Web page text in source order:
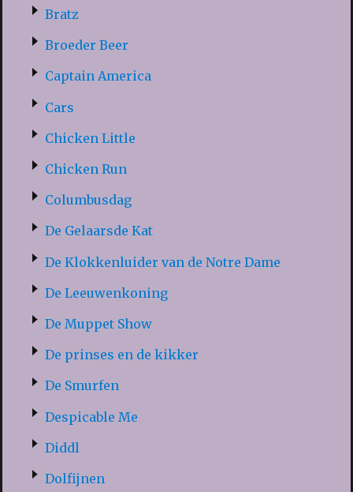
Bratz
Broeder Beer
Captain America
Cars
Chicken Little
Chicken Run
Columbusdag
De Gelaarsde Kat
De Klokkenluider van de Notre Dame
De Leeuwenkoning
De Muppet Show
De prinses en de kikker
De Smurfen
Despicable Me
Diddl
Dolfijnen